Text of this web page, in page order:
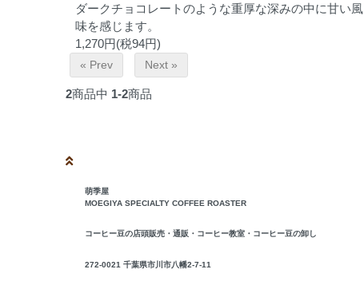
ダークチョコレートのような重厚な深みの中に甘い風
味を感じます。
1,270円(税94円)
« Prev Next »
2商品中 1-2商品
萌季屋
MOEGIYA SPECIALTY COFFEE ROASTER
コーヒー豆の店頭販売・通販・コーヒー教室・コーヒー豆の卸し
272-0021 千葉県市川市八幡2-7-11